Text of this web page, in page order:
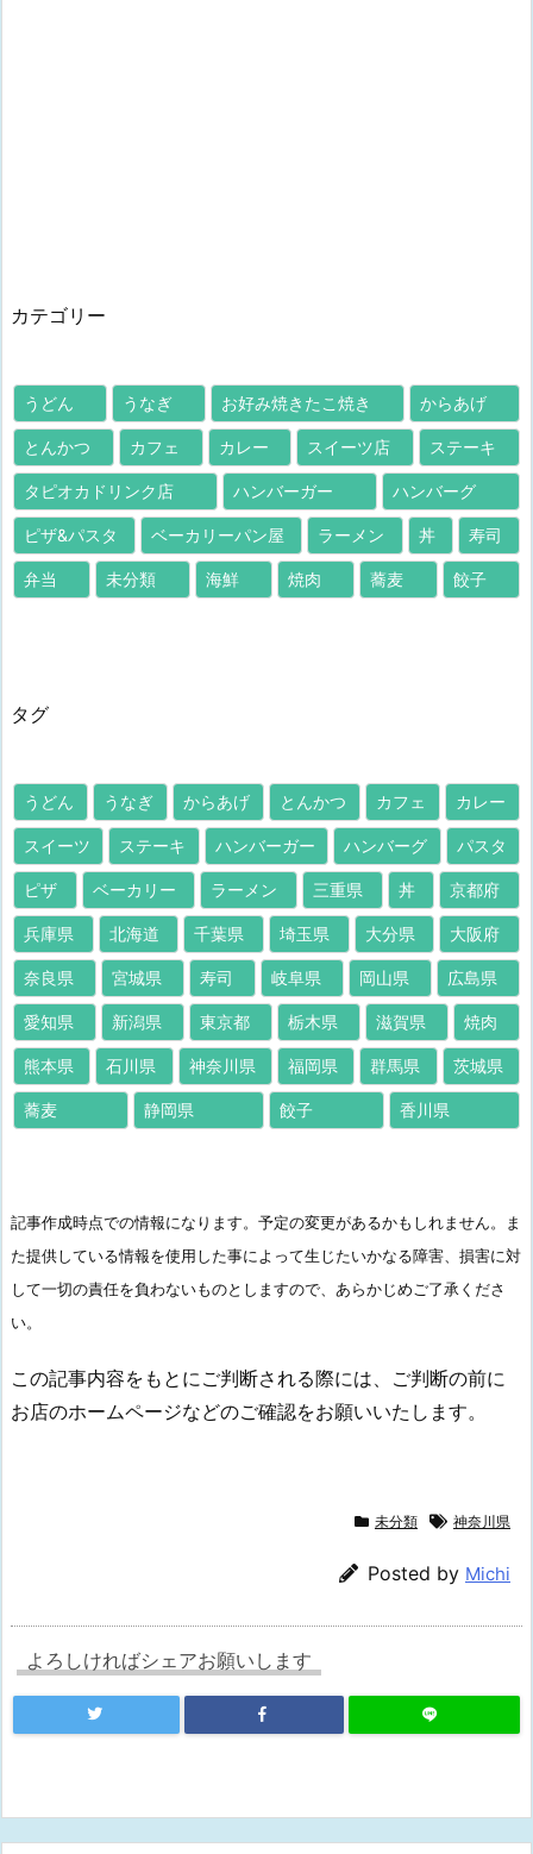
カテゴリー
うどん うなぎ お好み焼きたこ焼き からあげ
とんかつ カフェ カレー スイーツ店 ステーキ
タピオカドリンク店 ハンバーガー ハンバーグ
ピザ&パスタ ベーカリーパン屋 ラーメン 丼 寿司
弁当 未分類 海鮮 焼肉 蕎麦 餃子
タグ
うどん うなぎ からあげ とんかつ カフェ カレー
スイーツ ステーキ ハンバーガー ハンバーグ パスタ
ピザ ベーカリー ラーメン 三重県 丼 京都府
兵庫県 北海道 千葉県 埼玉県 大分県 大阪府
奈良県 宮城県 寿司 岐阜県 岡山県 広島県
愛知県 新潟県 東京都 栃木県 滋賀県 焼肉
熊本県 石川県 神奈川県 福岡県 群馬県 茨城県
蕎麦 静岡県 餃子 香川県
記事作成時点での情報になります。予定の変更があるかもしれません。ま
た提供している情報を使用した事によって生じたいかなる障害、損害に対
して一切の責任を負わないものとしますので、あらかじめご了承くださ
い。
この記事内容をもとにご判断される際には、ご判断の前に
お店のホームページなどのご確認をお願いいたします。
未分類 神奈川県
Posted by Michi
よろしければシェアお願いします